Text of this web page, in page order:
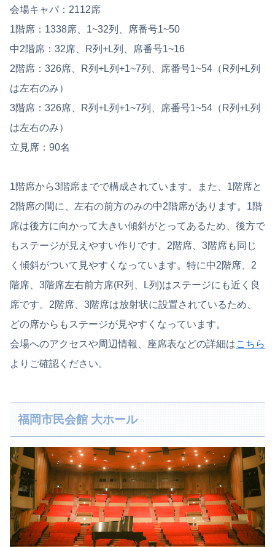
会場キャパ：2112席
1階席：1338席、1~32列、席番号1~50
中2階席：32席、R列+L列、席番号1~16
2階席：326席、R列+L列+1~7列、席番号1~54（R列+L列
は左右のみ）
3階席：326席、R列+L列+1~7列、席番号1~54（R列+L列
は左右のみ）
立見席：90名
1階席から3階席までで構成されています。また、1階席と
2階席の間に、左右の前方のみの中2階席があります。1階
席は後方に向かって大きい傾斜がとってあるため、後方で
もステージが見えやすい作りです。2階席、3階席も同じ
く傾斜がついて見やすくなっています。特に中2階席、2
階席、3階席左右前方席(R列、L列)はステージにも近く良
席です。2階席、3階席は放射状に設置されているため、
どの席からもステージが見やすくなっています。
会場へのアクセスや周辺情報、座席表などの詳細はこちら
よりご確認ください。
福岡市民会館 大ホール